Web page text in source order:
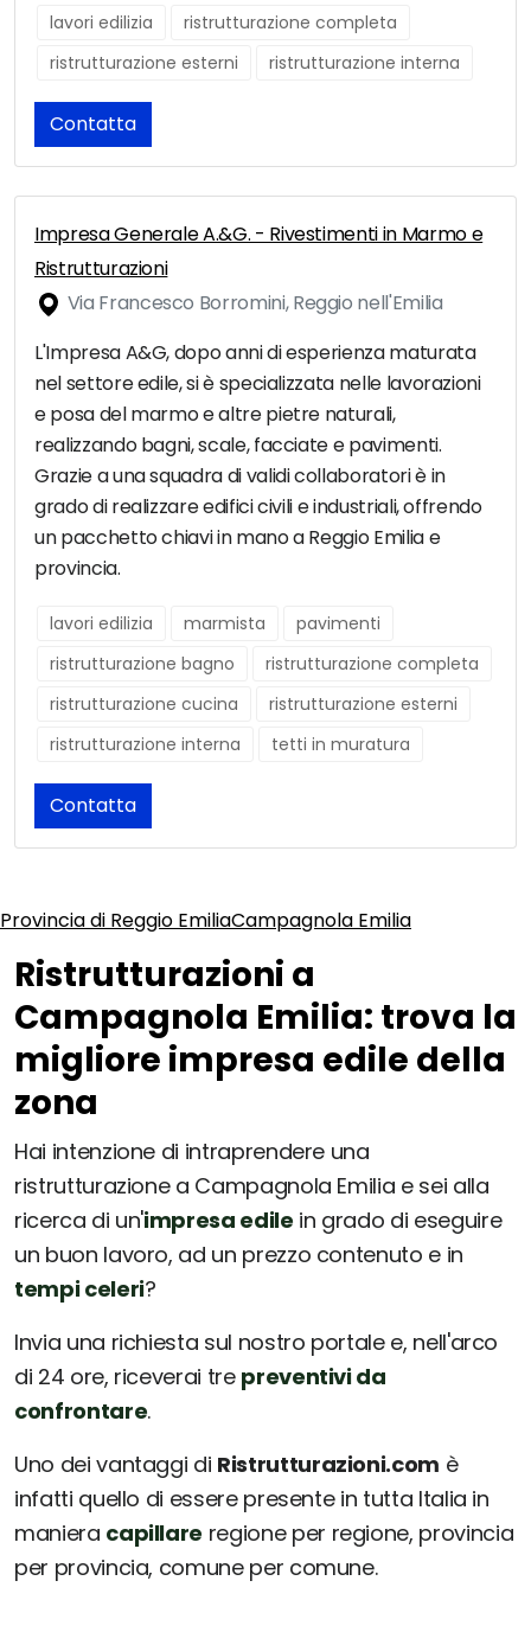
lavori edilizia
ristrutturazione completa
ristrutturazione esterni
ristrutturazione interna
Contatta
Impresa Generale A.&G. - Rivestimenti in Marmo e
Ristrutturazioni
Via Francesco Borromini, Reggio nell'Emilia
L'Impresa A&G, dopo anni di esperienza maturata
nel settore edile, si è specializzata nelle lavorazioni
e posa del marmo e altre pietre naturali,
realizzando bagni, scale, facciate e pavimenti.
Grazie a una squadra di validi collaboratori è in
grado di realizzare edifici civili e industriali, offrendo
un pacchetto chiavi in mano a Reggio Emilia e
provincia.
lavori edilizia marmista
pavimenti
ristrutturazione bagno
ristrutturazione completa
ristrutturazione cucina
ristrutturazione esterni
ristrutturazione interna
tetti in muratura
Contatta
Provincia di Reggio EmiliaCampagnola Emilia
Ristrutturazioni a
Campagnola Emilia: trova la
migliore impresa edile della
zona
Hai intenzione di intraprendere una
ristrutturazione a Campagnola Emilia e sei alla
ricerca di un'impresa edile in grado di eseguire
un buon lavoro, ad un prezzo contenuto e in
tempi celeri?
Invia una richiesta sul nostro portale e, nell'arco
di 24 ore, riceverai tre preventivi da
confrontare.
Uno dei vantaggi di Ristrutturazioni.com è
infatti quello di essere presente in tutta Italia in
maniera capillare regione per regione, provincia
per provincia, comune per comune.